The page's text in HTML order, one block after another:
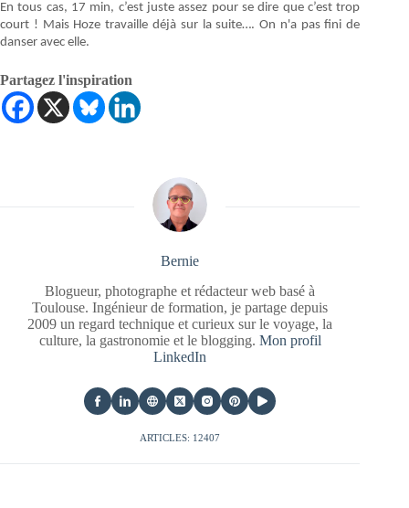
En tous cas, 17 min, c’est juste assez pour se dire que c’est trop
court ! Mais Hoze travaille déjà sur la suite…. On n'a pas fini de
danser avec elle.
Partagez l'inspiration
Bernie
Blogueur, photographe et rédacteur web basé à
Toulouse. Ingénieur de formation, je partage depuis
2009 un regard technique et curieux sur le voyage, la
culture, la gastronomie et le blogging. Mon profil
LinkedIn
ARTICLES: 12407